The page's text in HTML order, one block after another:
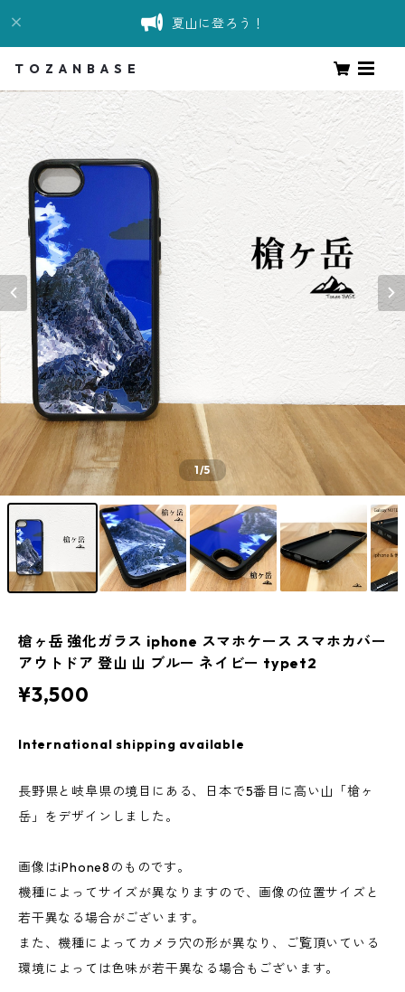
夏山に登ろう！
T O Z A N B A S E
1/5
槍ヶ岳 強化ガラス iphone スマホケース スマホカバー
アウトドア 登山 山 ブルー ネイビー typet2
¥3,500
International shipping available
長野県と岐阜県の境目にある、日本で5番目に高い山「槍ヶ
岳」をデザインしました。
画像はiPhone8のものです。
機種によってサイズが異なりますので、画像の位置サイズと
若干異なる場合がございます。
また、機種によってカメラ穴の形が異なり、ご覧頂いている
環境によっては色味が若干異なる場合もございます。